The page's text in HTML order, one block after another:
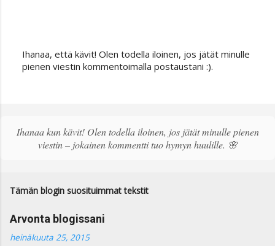
L
ä
k
e
t
i
Ihanaa, että kävit! Olen todella iloinen, jos jätät minulle
pienen viestin kommentoimalla postaustani :).
Ihanaa kun kävit! Olen todella iloinen, jos jätät minulle pienen
viestin – jokainen kommentti tuo hymyn huulille. 🌸
Tämän blogin suosituimmat tekstit
Arvonta blogissani
heinäkuuta 25, 2015